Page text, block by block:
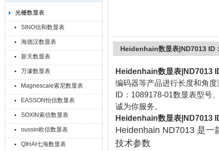
光栅数显表
SINO信和数显表
海德汉数显表
新天数显表
万濠数显表
Magnescale索尼数显表
EASSON怡信数显表
SOXIN索信数显表
oussin欧信数显表
QIHAI七海数显表
Heidenhain数显表|ND7013 ID
Heidenhain数显表|ND7013
编码器等产品进行长度和角
ID：1089178-01数显表型号
诚为你服务。
Heidenhain数显表|ND7013
Heidenhain ND7013 是
技术参数